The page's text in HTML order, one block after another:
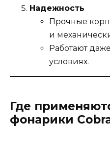
Надежность
Прочные
и
Работают
условиях.
Где
фонарики